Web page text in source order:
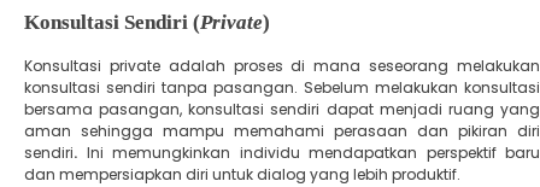
Konsultasi Sendiri (Private)
Konsultasi private adalah proses di mana seseorang melakukan
konsultasi sendiri tanpa pasangan. Sebelum melakukan konsultasi
bersama pasangan, konsultasi sendiri dapat menjadi ruang yang
aman sehingga mampu memahami perasaan dan pikiran diri
sendiri. Ini memungkinkan individu mendapatkan perspektif baru
dan mempersiapkan diri untuk dialog yang lebih produktif.